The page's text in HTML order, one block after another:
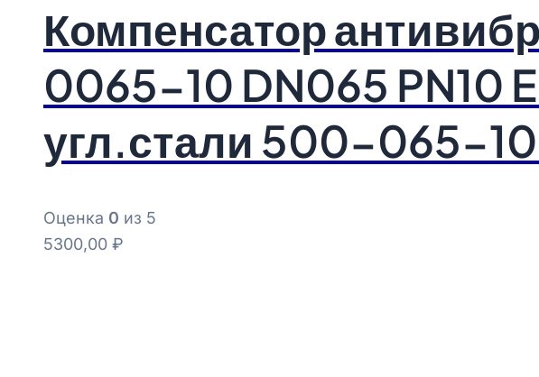
Компенсатор
0065-10 DN065 PN10
угл.стали 500-065-
Оценка 0 из 5
5300,00 ₽